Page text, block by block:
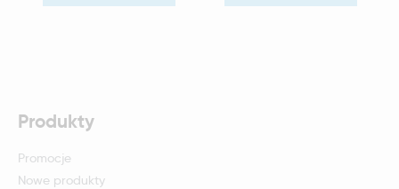
Produkty
Promocje
Nowe produkty